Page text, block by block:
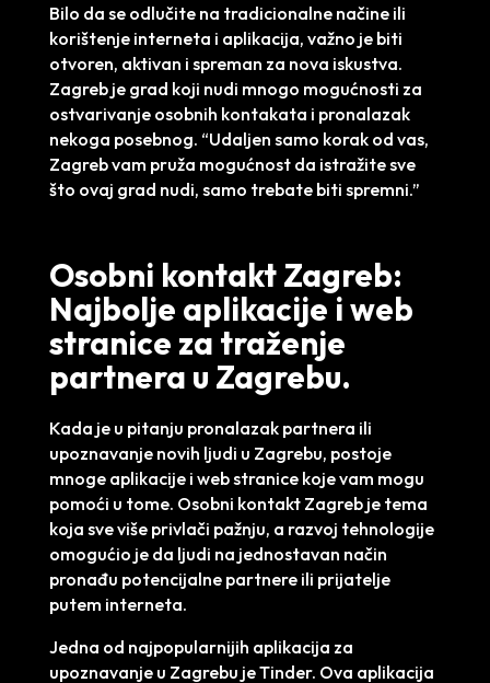
Bilo da se odlučite na tradicionalne načine ili
korištenje interneta i aplikacija, važno je biti
otvoren, aktivan i spreman za nova iskustva.
Zagreb je grad koji nudi mnogo mogućnosti za
ostvarivanje osobnih kontakata i pronalazak
nekoga posebnog. “Udaljen samo korak od vas,
Zagreb vam pruža mogućnost da istražite sve
što ovaj grad nudi, samo trebate biti spremni.”
Osobni kontakt Zagreb:
Najbolje aplikacije i web
stranice za traženje
partnera u Zagrebu.
Kada je u pitanju pronalazak partnera ili
upoznavanje novih ljudi u Zagrebu, postoje
mnoge aplikacije i web stranice koje vam mogu
pomoći u tome. Osobni kontakt Zagreb je tema
koja sve više privlači pažnju, a razvoj tehnologije
omogućio je da ljudi na jednostavan način
pronađu potencijalne partnere ili prijatelje
putem interneta.
Jedna od najpopularnijih aplikacija za
upoznavanje u Zagrebu je Tinder. Ova aplikacija